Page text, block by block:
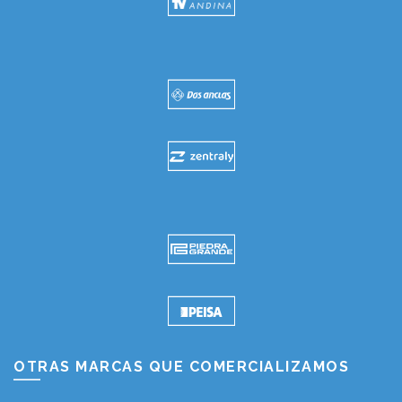
OTRAS MARCAS QUE COMERCIALIZAMOS